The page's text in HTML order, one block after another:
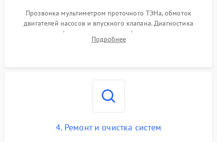
Прозвонка мультиметром проточного ТЭНа, обмоток
двигателей насосов и впускного клапана. Диагностика
прессостата (датчика уровня воды), датчика мутности,
концевика дверцы и электронного модуля управления.
Подробнее
4. Ремонт и очистка систем